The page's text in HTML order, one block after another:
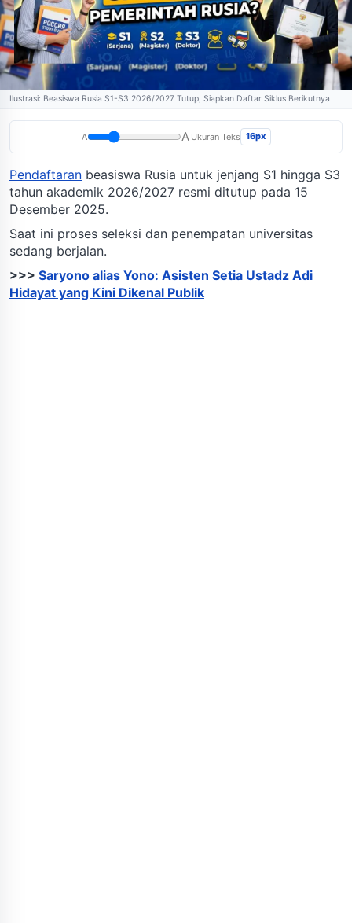
Ilustrasi: Beasiswa Rusia S1-S3 2026/2027 Tutup, Siapkan Daftar Siklus Berikutnya
A A Ukuran Teks 16px
Pendaftaran beasiswa Rusia untuk jenjang S1 hingga S3
tahun akademik 2026/2027 resmi ditutup pada 15
Desember 2025.
Saat ini proses seleksi dan penempatan universitas
sedang berjalan.
>>> Saryono alias Yono: Asisten Setia Ustadz Adi
Hidayat yang Kini Dikenal Publik